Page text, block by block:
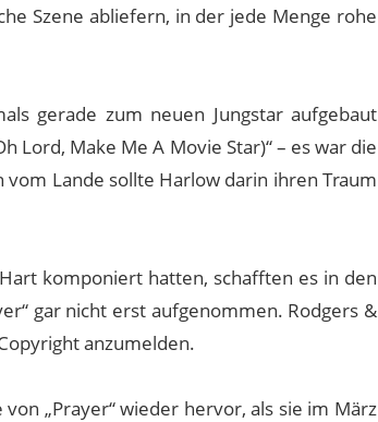
Szene abliefern, in der jede Menge rohe
gerade zum neuen Jungstar aufgebaut
Lord, Make Me A Movie Star)“ – es war die
vom Lande sollte Harlow darin ihren Traum
komponiert hatten, schafften es in den
gar nicht erst aufgenommen. Rodgers &
anzumelden.
„Prayer“ wieder hervor, als sie im März